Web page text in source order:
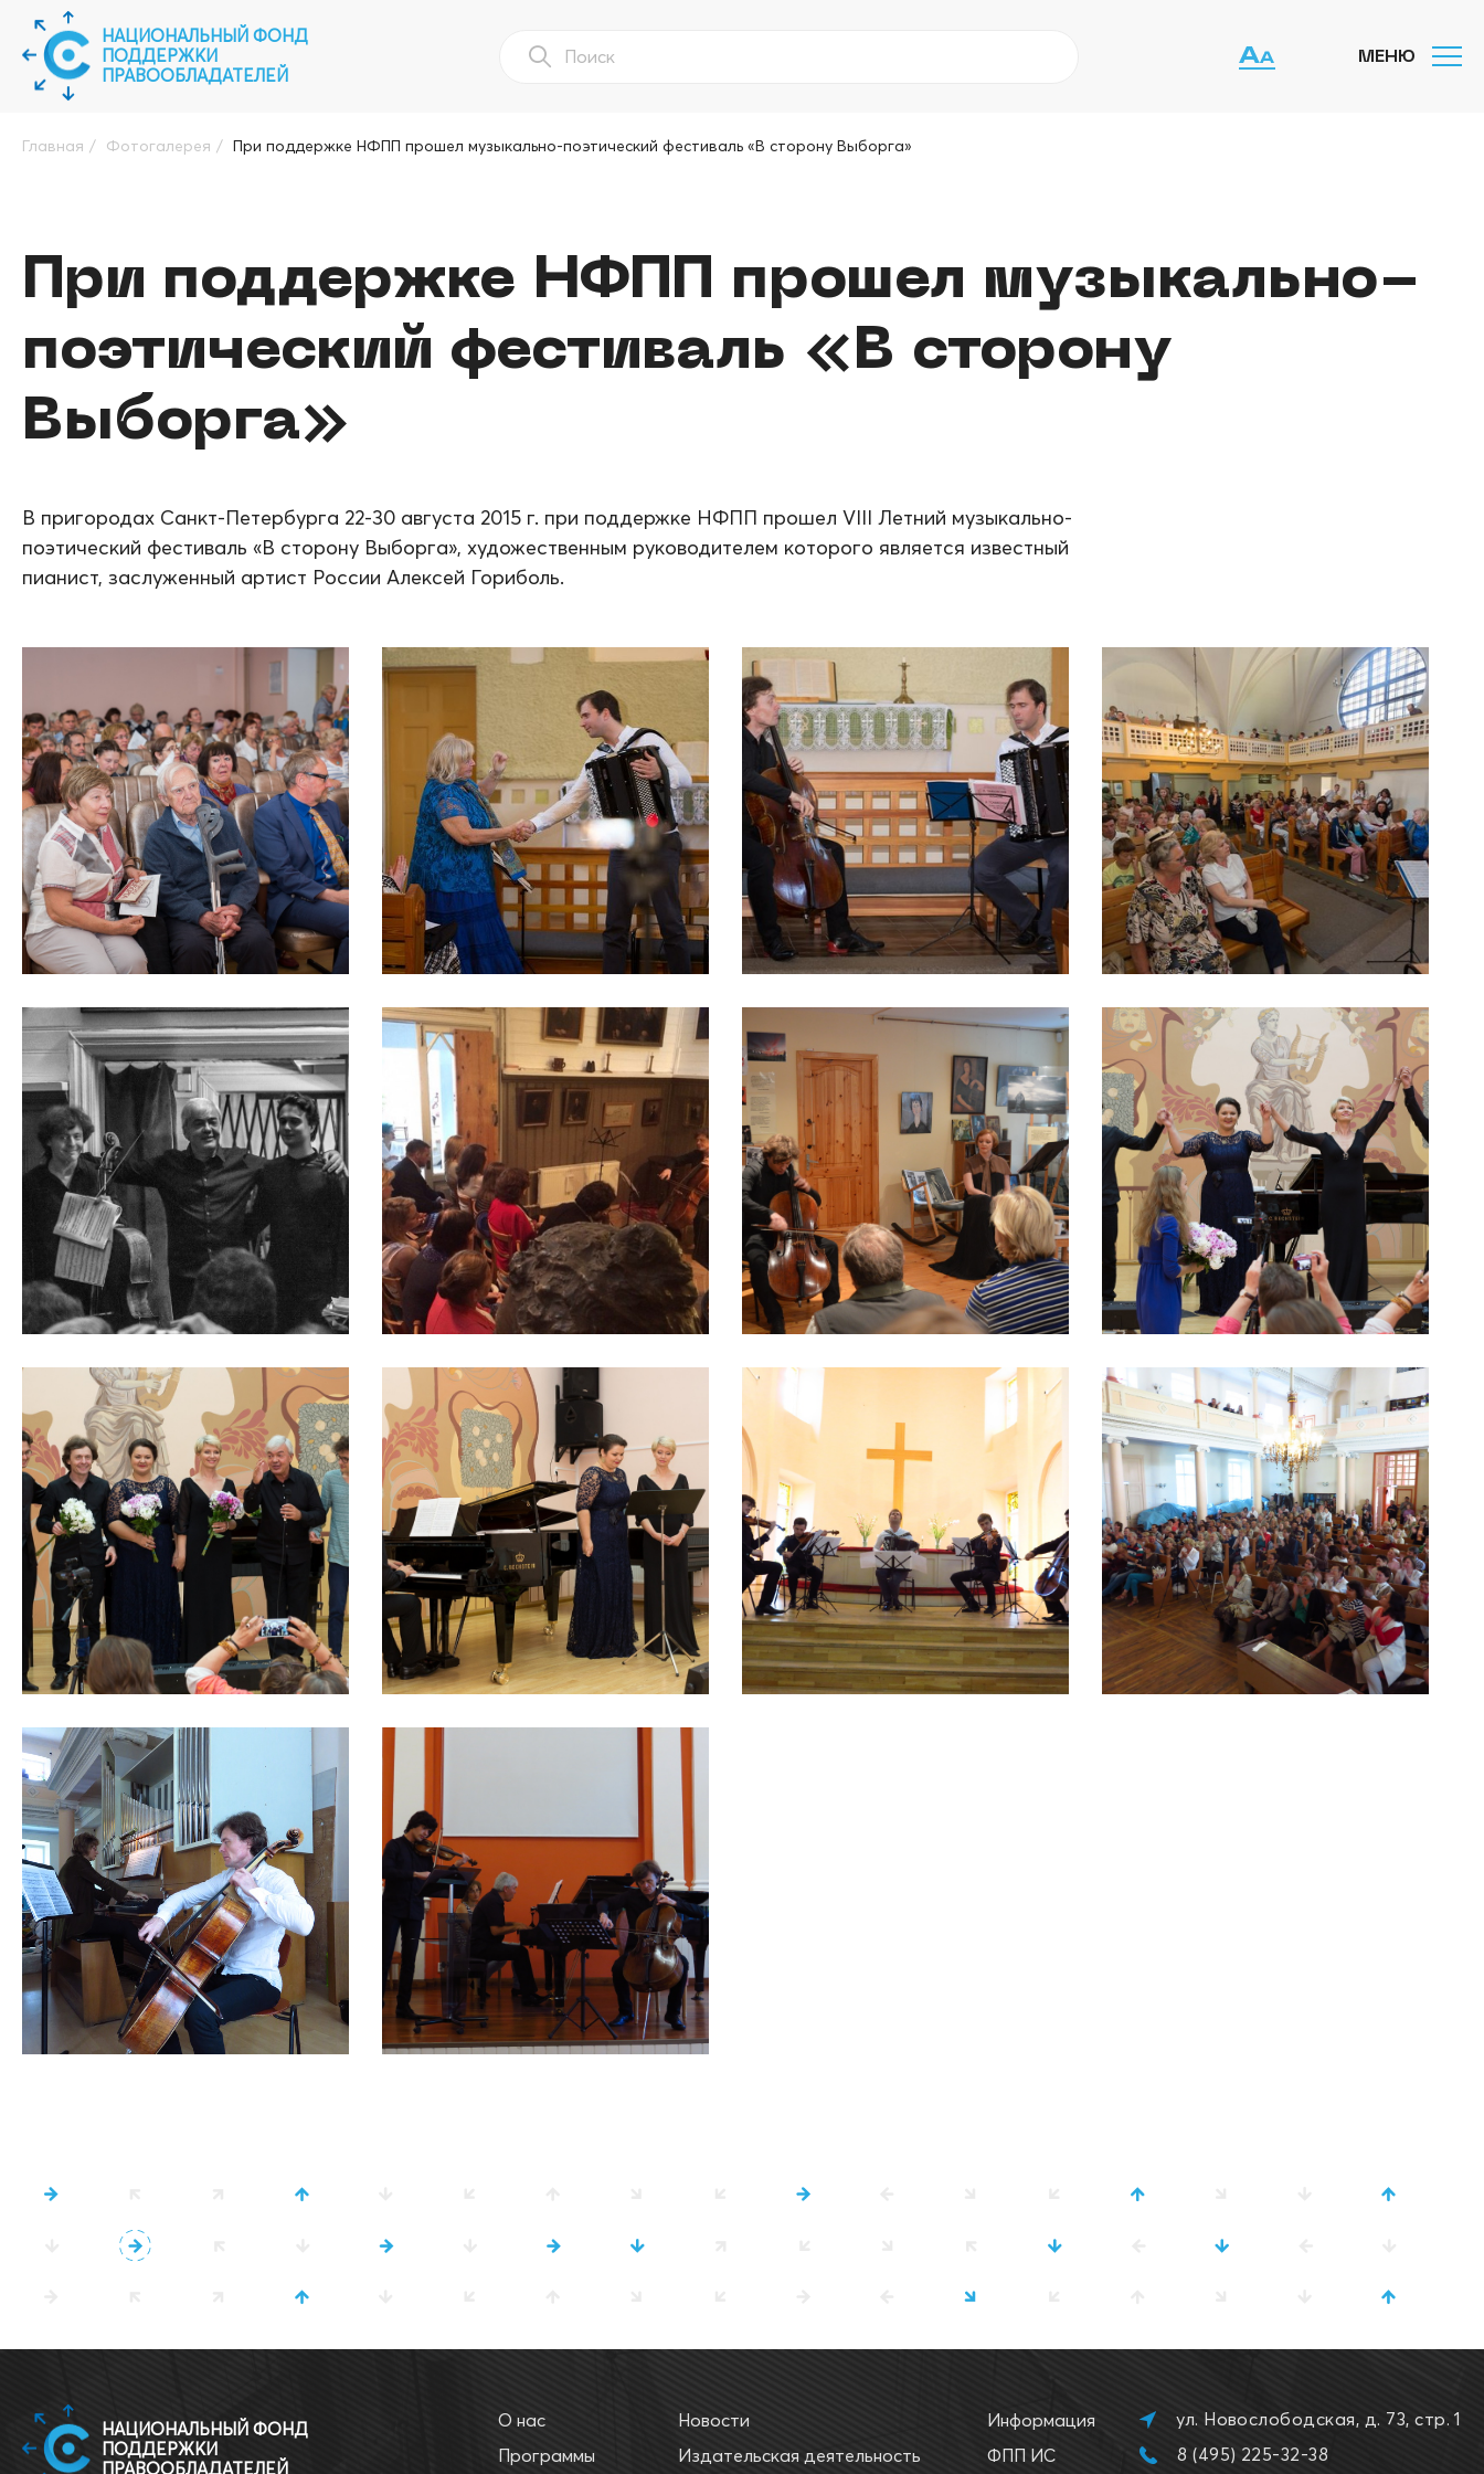
НАЦИОНАЛЬНЫЙ ФОНД
ПОДДЕРЖКИ
ПРАВООБЛАДАТЕЛЕЙ
МЕНЮ
Главная / Фотогалерея / При поддержке НФПП прошел музыкально-поэтический фестиваль «В сторону Выборга»
При поддержке НФПП прошел музыкально-
поэтический фестиваль «В сторону
Выборга»
В пригородах Санкт-Петербурга 22-30 августа 2015 г. при поддержке НФПП прошел VIII Летний музыкально-
поэтический фестиваль «В сторону Выборга», художественным руководителем которого является известный
пианист, заслуженный артист России Алексей Гориболь.
НАЦИОНАЛЬНЫЙ ФОНД
ПОДДЕРЖКИ
ПРАВООБЛАДАТЕЛЕЙ
О нас
Программы
Новости
Издательская деятельность
Информация
ФПП ИС
ул. Новослободская, д. 73, стр. 1
8 (495) 225-32-38